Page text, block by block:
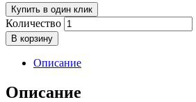
Купить в один клик
Количество
В корзину
Описание
Описание